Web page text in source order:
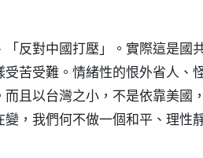
「反對中國打壓」。實際這是國
苦受難。情緒性的恨外省人、
且以台灣之小，不是依靠美國
，我們何不做一個和平、理性